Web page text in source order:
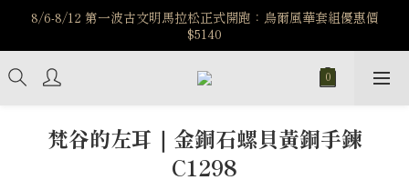
️8/6-8/12 第一波古文明馬拉松正式開跑：烏爾風華套組優惠價
$5140
️8/6-8/12 第一波古文明馬拉松正式開跑：烏爾風華套組優惠價
$5140
7/15-8/25 神秘星象學系列｜獅子座時區 項鍊 X 戒指 X 手鍊 享福
利
新註冊會員享$100購物金，立即註冊，踏上飾品的奇幻之旅
️8/6-8/12 第一波古文明馬拉松正式開跑：烏爾風華套組優惠價
梵谷的左耳｜金銅石螺貝黃銅手鍊
C1298